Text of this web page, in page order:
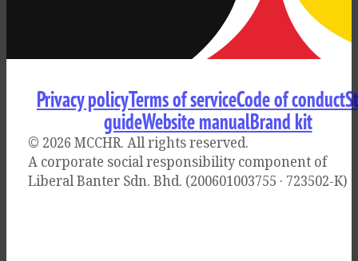
Privacy policyTerms of serviceCode of conduct
guideWebsite manualBrand kit
© 2026 MCCHR. All rights reserved.
A corporate social responsibility component of
Liberal Banter Sdn. Bhd. (200601003755 · 723502-K)